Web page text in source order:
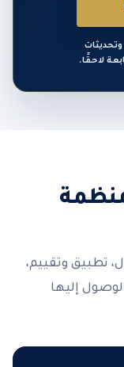
لاحقًا.
تطبيق وتقييم،
إليها